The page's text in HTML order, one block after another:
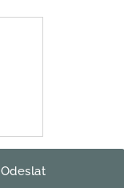
Odeslat